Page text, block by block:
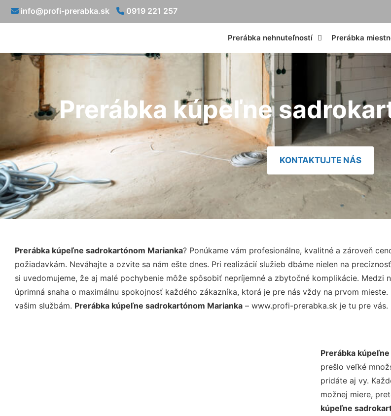
info@profi-prerabka.sk 0919 221 257
Prerábka nehnuteľností Prerábka
Prerábka kúpeľne
KONTAKTUJTE NÁS
Prerábka kúpeľne sadrokartónom Marianka? Ponúkame vám profesionálne, kvalitné a zároveň
požiadavkám. Neváhajte a ozvite sa nám ešte dnes. Pri realizácií služieb dbáme nielen na
si uvedomujeme, že aj malé pochybenie môže spôsobiť nepríjemné a zbytočné komplikácie.
úprimná snaha o maximálnu spokojnosť každého zákazníka, ktorá je pre nás vždy na prvom
vašim službám. Prerábka kúpeľne sadrokartónom Marianka – www.profi-prerabka.sk je tu pre vás.
Prerábka
prešlo veľké
pridáte aj vy.
možnej miere,
kúpeľne